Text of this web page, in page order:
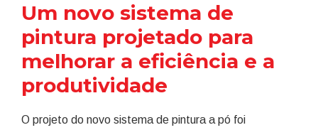
Um novo sistema de
pintura projetado para
melhorar a eficiência e a
produtividade
O projeto do novo sistema de pintura a pó foi